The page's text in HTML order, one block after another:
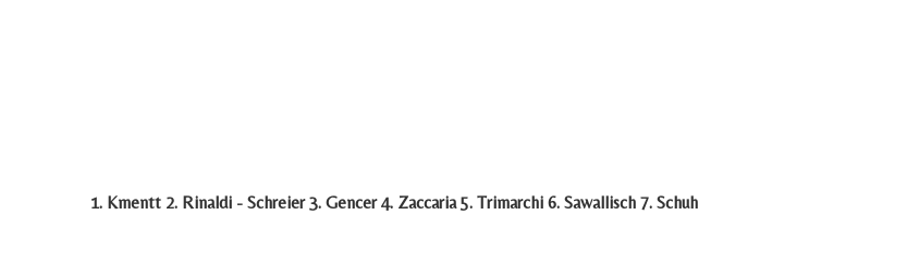
1. Kmentt 2. Rinaldi - Schreier 3. Gencer 4. Zaccaria 5. Trimarchi 6. Sawallisch 7. Schuh